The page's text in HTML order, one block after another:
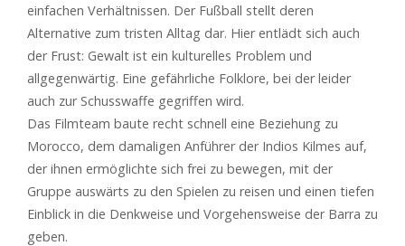
einfachen Verhältnissen. Der Fußball stellt deren
Alternative zum tristen Alltag dar. Hier entlädt sich auch
der Frust: Gewalt ist ein kulturelles Problem und
allgegenwärtig. Eine gefährliche Folklore, bei der leider
auch zur Schusswaffe gegriffen wird.
Das Filmteam baute recht schnell eine Beziehung zu
Morocco, dem damaligen Anführer der Indios Kilmes auf,
der ihnen ermöglichte sich frei zu bewegen, mit der
Gruppe auswärts zu den Spielen zu reisen und einen tiefen
Einblick in die Denkweise und Vorgehensweise der Barra zu
geben.